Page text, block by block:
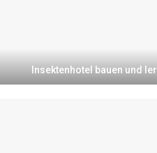
Insektenhotel bauen und